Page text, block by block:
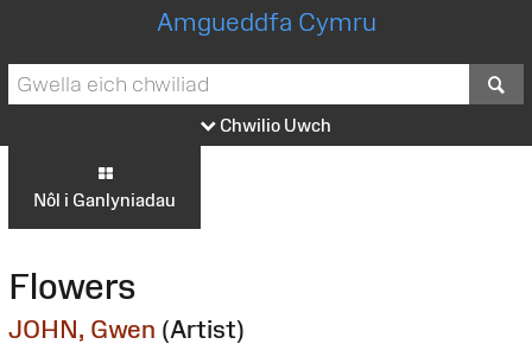
Amgueddfa Cymru
Chwilio Uwch
Nôl i Ganlyniadau
Flowers
JOHN, Gwen (Artist)